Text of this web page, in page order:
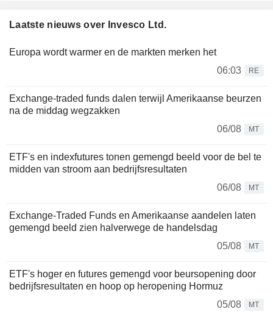
Laatste nieuws over Invesco Ltd.
Europa wordt warmer en de markten merken het
06:03
RE
Exchange-traded funds dalen terwijl Amerikaanse beurzen
na de middag wegzakken
06/08
MT
ETF's en indexfutures tonen gemengd beeld voor de bel te
midden van stroom aan bedrijfsresultaten
06/08
MT
Exchange-Traded Funds en Amerikaanse aandelen laten
gemengd beeld zien halverwege de handelsdag
05/08
MT
ETF's hoger en futures gemengd voor beursopening door
bedrijfsresultaten en hoop op heropening Hormuz
05/08
MT